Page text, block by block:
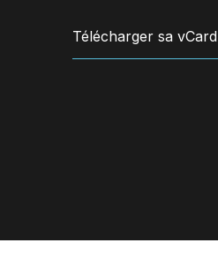
Télécharger sa vCard